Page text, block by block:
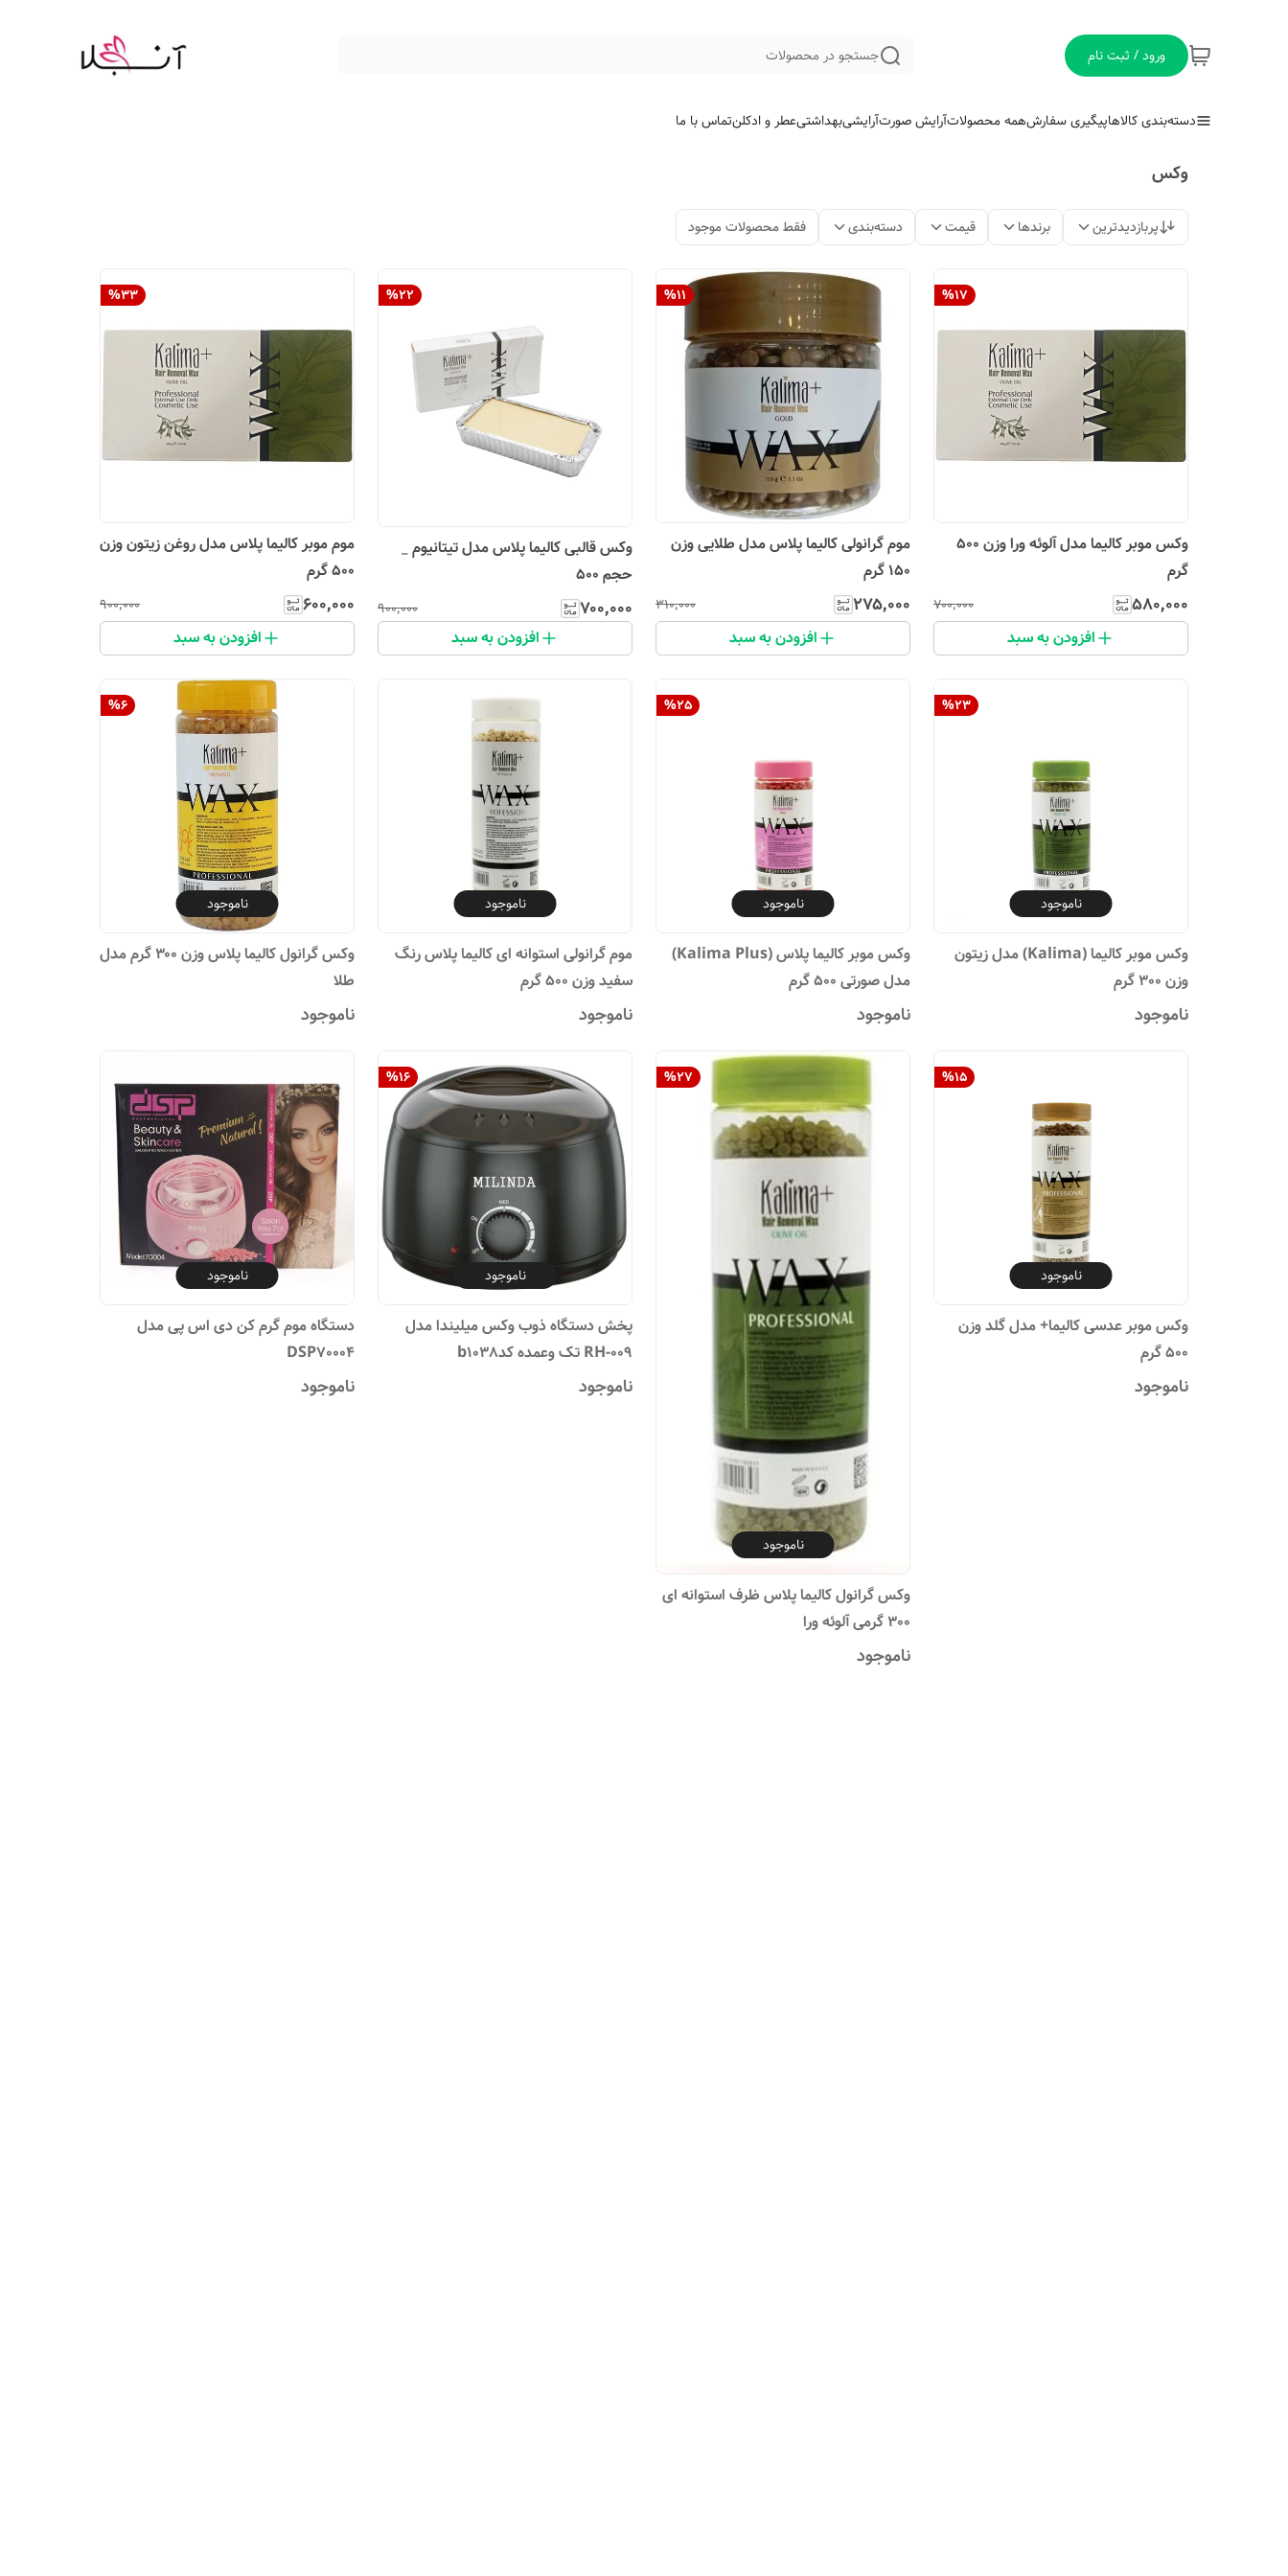
ورود / ثبت نام جستجو در محصولات
دسته‌بندی کالاهاپیگیری سفارشهمه محصولاتآرایش صورتآرایشیبهداشتیعطر و ادکلنتماس با ما
وكس
پربازدیدترین برندها قیمت دسته‌بندی فقط محصولات موجود
%17
وکس موبر کالیما مدل آلوئه ورا وزن 500
گرم
۵۸۰٬۰۰۰ ۷۰۰٬۰۰۰
افزودن به سبد
%11
موم گرانولی کالیما پلاس مدل طلایی وزن
150 گرم
۲۷۵٬۰۰۰ ۳۱۰٬۰۰۰
افزودن به سبد
%22
وکس قالبی کالیما پلاس مدل تیتانیوم _
حجم 500
۷۰۰٬۰۰۰ ۹۰۰٬۰۰۰
افزودن به سبد
%33
موم موبر کالیما پلاس مدل روغن زیتون وزن
۵۰۰ گرم
۶۰۰٬۰۰۰ ۹۰۰٬۰۰۰
افزودن به سبد
%23
ناموجود
وکس موبر کالیما (Kalima) مدل زیتون
وزن 300 گرم
ناموجود
%25
ناموجود
وکس موبر کالیما پلاس (Kalima Plus)
مدل صورتی ۵۰۰ گرم
ناموجود
ناموجود
موم گرانولی استوانه ای کالیما پلاس رنگ
سفید وزن 500 گرم
ناموجود
%6
ناموجود
وکس گرانول کالیما پلاس وزن ۳۰۰ گرم مدل
طلا
ناموجود
%15
ناموجود
وکس موبر عدسی کالیما+ مدل گلد وزن
500 گرم
ناموجود
%27
ناموجود
وکس گرانول کالیما پلاس ظرف استوانه ای
300 گرمی آلوئه ورا
ناموجود
%16
ناموجود
پخش دستگاه ذوب وکس میلیندا مدل
RH-009 تک وعمده کدb1038
ناموجود
ناموجود
دستگاه موم گرم کن دی اس پی مدل
DSP70004
ناموجود